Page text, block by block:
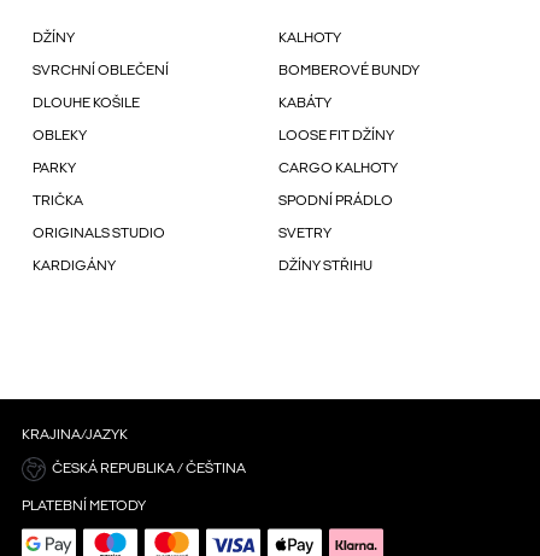
DŽÍNY KALHOTY
SVRCHNÍ OBLEČENÍ BOMBEROVÉ BUNDY
DLOUHE KOŠILE KABÁTY
OBLEKY LOOSE FIT DŽÍNY
PARKY CARGO KALHOTY
TRIČKA SPODNÍ PRÁDLO
ORIGINALS STUDIO SVETRY
KARDIGÁNY DŽÍNY STŘIHU
KRAJINA/JAZYK
ČESKÁ REPUBLIKA / ČEŠTINA
PLATEBNÍ METODY